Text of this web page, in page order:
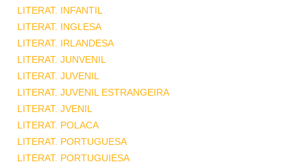
LITERAT. INFANTIL
LITERAT. INGLESA
LITERAT. IRLANDESA
LITERAT. JUNVENIL
LITERAT. JUVENIL
LITERAT. JUVENIL ESTRANGEIRA
LITERAT. JVENIL
LITERAT. POLACA
LITERAT. PORTUGUESA
LITERAT. PORTUGUIESA